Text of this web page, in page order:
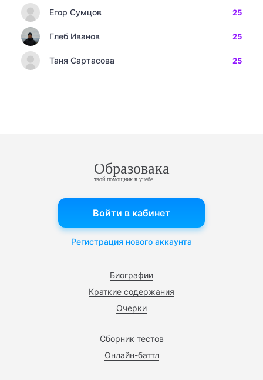
Егор Сумцов 25
Глеб Иванов 25
Таня Сартасова 25
Образовака
твой помощник в учебе
Биографии
Краткие содержания
Очерки
Сборник тестов
Онлайн-баттл
Войти в кабинет
Регистрация нового аккаунта